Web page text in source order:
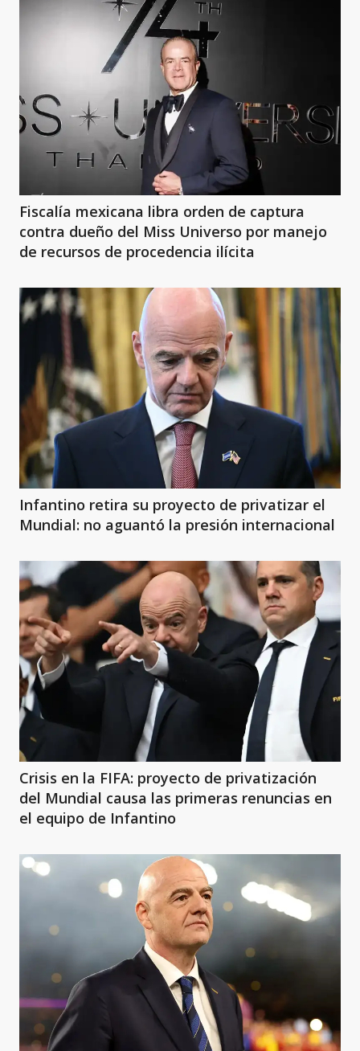
Fiscalía mexicana libra orden de captura
contra dueño del Miss Universo por manejo
de recursos de procedencia ilícita
Infantino retira su proyecto de privatizar el
Mundial: no aguantó la presión internacional
Crisis en la FIFA: proyecto de privatización
del Mundial causa las primeras renuncias en
el equipo de Infantino